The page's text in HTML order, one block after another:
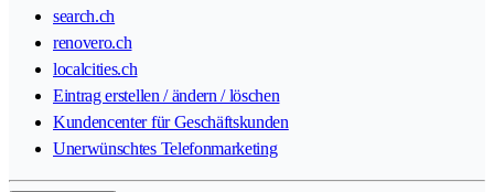
search.ch
renovero.ch
localcities.ch
Eintrag erstellen / ändern / löschen
Kundencenter für Geschäftskunden
Unerwünschtes Telefonmarketing